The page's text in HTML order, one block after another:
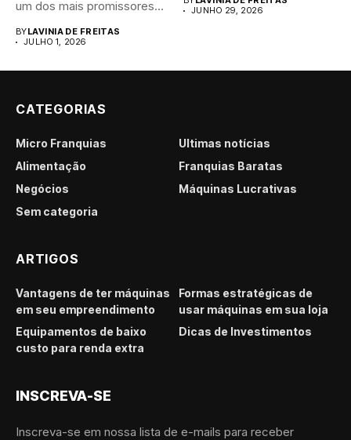
um dos mais promissores
BYLAVINIA DE FREITAS
JULHO 1, 2026
JUNHO 29, 2026
CATEGORIAS
Micro Franquias
Últimas notícias
Alimentação
Franquias Baratas
Negócios
Máquinas Lucrativas
Sem categoria
ARTIGOS
Vantagens de ter máquinas
em seu empreendimento
Formas estratégicas de
usar máquinas em sua loja
Equipamentos de baixo
custo para renda extra
Dicas de Investimentos
INSCREVA-SE
Inscreva-se em nossa lista de e-mails para receber